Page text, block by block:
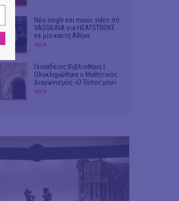
Νέο single και music video πό
VASSIŁINA για HEATSTROKE
σε μία καυτή Αθήνα
#ΝΕΑ
Γεννάδειος Βιβλιοθήκη |
Ολοκληρώθηκε ο Μαθητικός
Διαγωνισμός «Ο Τόπος μου»
#ΝΕΑ